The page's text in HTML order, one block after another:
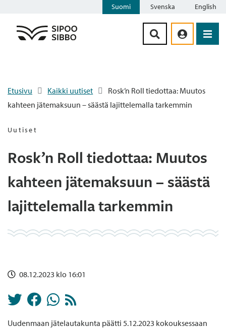
Suomi Svenska English
Etusivu Kaikki uutiset
Rosk’n Roll tiedottaa: Muutos
kahteen jätemaksuun – säästä lajittelemalla tarkemmin
Uutiset
Rosk’n Roll tiedottaa: Muutos
kahteen jätemaksuun – säästä
lajittelemalla tarkemmin
08.12.2023 klo 16:01
Uudenmaan jätelautakunta päätti 5.12.2023 kokouksessaan